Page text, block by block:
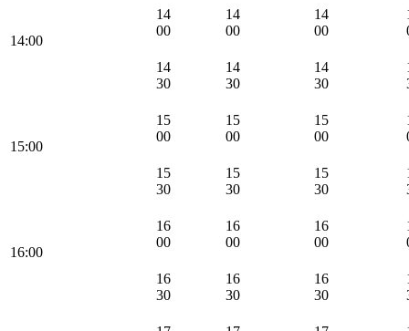
14:00
14
00
14
00
14
00
14
30
14
30
14
30
15:00
15
00
15
00
15
00
15
30
15
30
15
30
16:00
16
00
16
00
16
00
16
30
16
30
16
30